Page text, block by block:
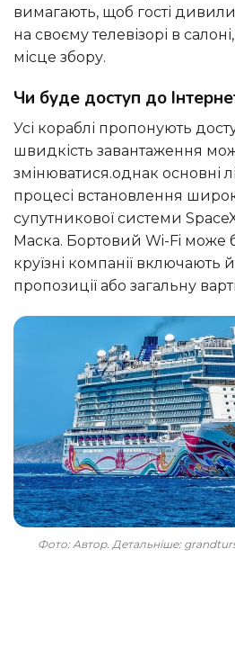
вимагають, щоб гості
на своєму телевізорі в
місце збору.
Чи буде доступ до
Усі кораблі пропонують доступ до Інтернету, хоча
швидкість завантаження
змінюватися.однак основні
процесі встановлення
супутникової системи
Маска. Бортовий Wi-Fi може
круїзні компанії включають
пропозиції або загальну
Фото: Автор. Детальніше: